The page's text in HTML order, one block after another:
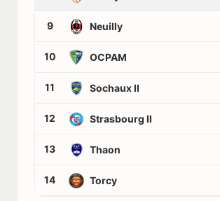
9 Neuilly
10 OCPAM
11 Sochaux II
12 Strasbourg II
13 Thaon
14 Torcy